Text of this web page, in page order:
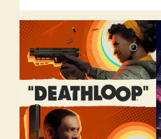
D
E
H
O
O
P